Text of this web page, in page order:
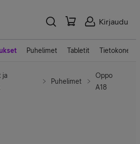
Kirjaudu
Puhelimet Tabletit Tietokoneet
ja
Puhelimet
Oppo
A18